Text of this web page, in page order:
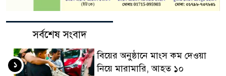
সর্বশেষ সংবাদ
বিয়ের অনুষ্ঠানে মাংস কম দেওয়া
নিয়ে মারামারি, আহত ১০
১